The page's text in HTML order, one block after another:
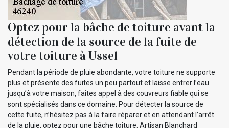
Optez pour la bâche de toiture avant la
détection de la source de la fuite de
votre toiture à Ussel
Pendant la période de pluie abondante, votre toiture ne supporte
plus et présente des fuites un peu partout et laisse entrer l’eau
jusqu’à votre maison, faites appel à des couvreurs fiable qui se
sont spécialisés dans ce domaine. Pour détecter la source de
cette fuite, n’hésitez pas à la faire réparer et en attendant l’arrêt
de la pluie, optez pour une bâche toiture. Artisan Blanchard